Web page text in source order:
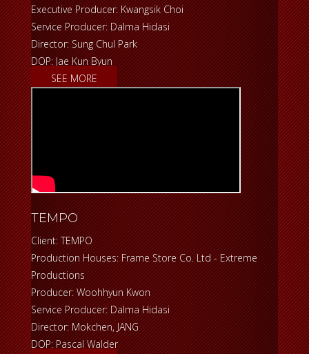
Executive Producer: Kwangsik Choi
Service Producer: Dalma Hidasi
Director: Sung Chul Park
DOP: Jae Kun Byun
SEE MORE
TEMPO
Client: TEMPO
Production Houses: Frame Store Co. Ltd - Extreme
Productions
Producer: Woohhyun Kwon
Service Producer: Dalma Hidasi
Director: Mokchen, JANG
DOP: Pascal Walder